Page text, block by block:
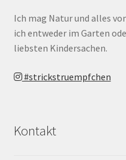
Ich mag Natur und alles
ich entweder im Garten
liebsten Kindersachen.
#strickstruempfchen
Kontakt